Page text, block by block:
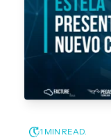
1 MIN READ.